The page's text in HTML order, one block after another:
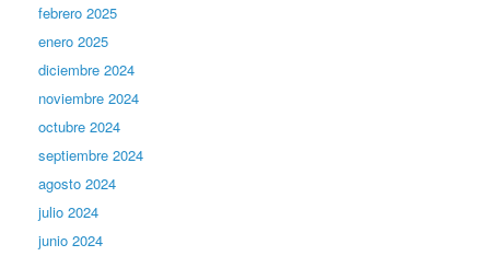
febrero 2025
enero 2025
diciembre 2024
noviembre 2024
octubre 2024
septiembre 2024
agosto 2024
julio 2024
junio 2024